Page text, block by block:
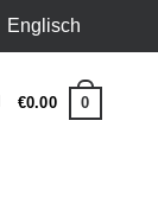
Englisch
€0.00 0